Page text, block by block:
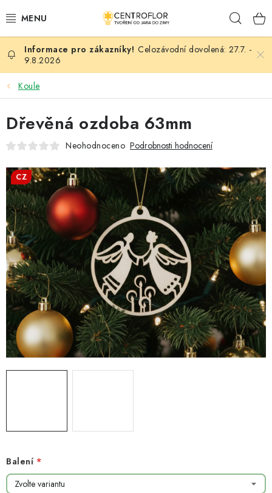
na
SEZÓNNÍ TVOŘENÍ
DŘEVĚNÉ VÝROBKY
MEDAILE
PLACKY A MAGNETKY
VŠE PRO TVOŘENÍ
KVĚTINY A LISTY
SVATBA
NOVINKY
TIPY NA TVOŘENÍ
Dopravné Kontaktujte nás
O nás - kdo jsme?
Hodnocení obchodu
Obchodní podmínky
Celozávodní dovolená: 27.7. -
9.8.2026
Koule
Balení
Dřevěná ozdoba 63mm
Neohodnoceno Podrobnosti hodnocení
CZ